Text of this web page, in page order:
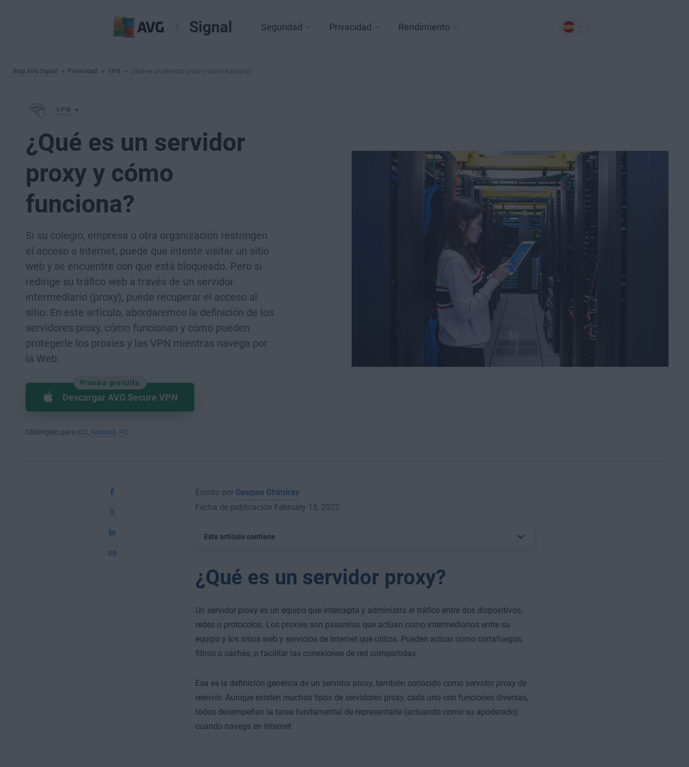
Signal Seguridad Privacidad Rendimiento
Blog AVG Signal Privacidad VPN ¿Qué es un servidor proxy y cómo funciona?
VPN
¿Qué es un servidor
proxy y cómo
funciona?
Si su colegio, empresa u otra organización restringen
el acceso a Internet, puede que intente visitar un sitio
web y se encuentre con que está bloqueado. Pero si
redirige su tráfico web a través de un servidor
intermediario (proxy), puede recuperar el acceso al
sitio. En este artículo, abordaremos la definición de los
servidores proxy, cómo funcionan y cómo pueden
protegerle los proxies y las VPN mientras navega por
la Web.
Prueba gratuita
Descargar AVG Secure VPN
Obténgalo para iOS Android PC
Escrito por Deepan Ghimiray
Fecha de publicación February 15, 2022
Este artículo contiene
¿Qué es un servidor proxy?
Un servidor proxy es un equipo que intercepta y administra el tráfico entre dos dispositivos,
redes o protocolos. Los proxies son pasarelas que actúan como intermediarios entre su
equipo y los sitios web y servicios de Internet que utiliza. Pueden actuar como cortafuegos,
filtros o cachés, o facilitar las conexiones de red compartidas.
Esa es la definición genérica de un servidor proxy, también conocido como servidor proxy de
reenvío. Aunque existen muchos tipos de servidores proxy, cada uno con funciones diversas,
todos desempeñan la tarea fundamental de representarle (actuando como su apoderado)
cuando navega en Internet.